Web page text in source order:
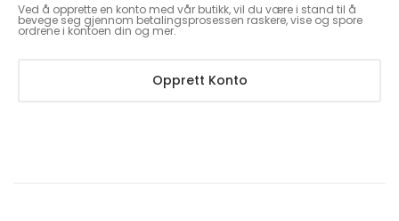
Ved å opprette en konto med vår butikk, vil du være i stand til å
bevege seg gjennom betalingsprosessen raskere, vise og spore
ordrene i kontoen din og mer.
Opprett Konto